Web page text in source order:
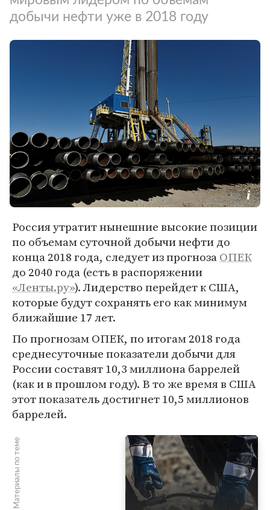
добычи нефти уже в 2018 году
Россия утратит нынешние высокие позиции
по объемам суточной добычи нефти до
конца 2018 года, следует из прогнозаОПЕК
до 2040 года (есть в распоряжении
«Ленты.ру»). Лидерство перейдет к США,
которые будут сохранять его как минимум
ближайшие 17 лет.
По прогнозам ОПЕК, по итогам 2018 года
среднесуточные показатели добычи для
России составят 10,3 миллиона баррелей
(как и в прошлом году). В то же время в США
этот показатель достигнет 10,5 миллионов
баррелей.
Материалы по теме